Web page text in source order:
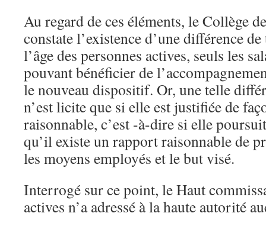
Au regard de ces éléments, le Collège
constate l’existence d’une différence
l’âge des personnes actives, seuls les
pouvant bénéficier de
le nouveau dispositif. Or, une telle
n’est licite que si elle est justifiée de
raisonnable, c’est -à-dire si elle
qu’il existe un rapport raisonnable de
les moyens employés et le but visé.
Interrogé sur ce point, le Haut
actives n’a adressé à la haute autorité